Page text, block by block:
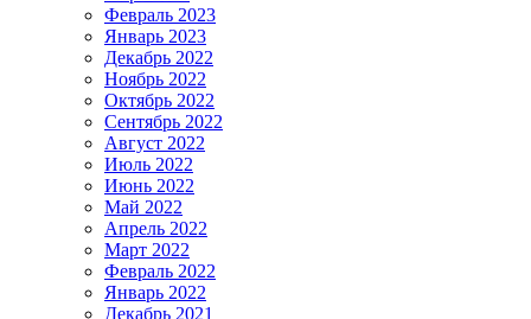
Февраль 2023
Январь 2023
Декабрь 2022
Ноябрь 2022
Октябрь 2022
Сентябрь 2022
Август 2022
Июль 2022
Июнь 2022
Май 2022
Апрель 2022
Март 2022
Февраль 2022
Январь 2022
Декабрь 2021